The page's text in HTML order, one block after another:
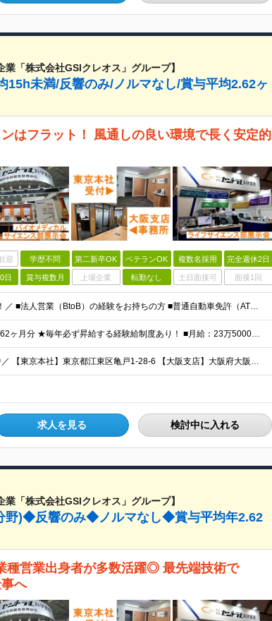
「株式会社GSIクレオス」グループ】
15h未満/反響のみ/ノルマなし/賞与平均2.62ヶ
はフラット！ 風通しの良い環境で長く安定的
迎 学歴不問 第二新卒OK ベテランOK 複数名採用 完全週休2日
日 賞与複数月 上場企業 転勤なし 土日面接可 面接1回
＼異業界出身者が多数活躍中！／ ■法人営業（BtoB）の経験をお持ちの方 ■普通自動車免許（AT限定可）をお持ちの方※入社までの取得可 ■理系のバックグラウンドをお持ちの方 （バイオサイエンスや自然科
★賞与昨年度実績：基本給×2.62ヶ月分 ★毎年必ず昇給する経験給制度あり！ ■月給：23万5000円〜45万円＋賞与年2回 ※経験・スキルを考慮し、当社規定の「バンド（等級）」に合わせて決定します
＼東京・大阪の2拠点で募集中／ 【東京本社】東京都江東区亀戸1-28-6 【大阪支店】大阪府大阪市東淀川区東中島1-13-25 ※ご希望の勤務地を考慮します。当面転勤は想定していません。 ご本人の希
求人を見る 検討中に入れる
「株式会社GSIクレオス」グループ】
野)◆反響のみ◆ノルマなし◆賞与平均年2.62
種営業出身者が多数活躍◎ 最先端技術で
へ